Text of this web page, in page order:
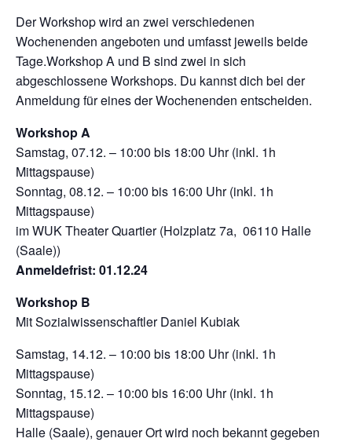
Der Workshop wird an zwei verschiedenen
Wochenenden angeboten und umfasst jeweils beide
Tage.Workshop A und B sind zwei in sich
abgeschlossene Workshops. Du kannst dich bei der
Anmeldung für eines der Wochenenden entscheiden.
Workshop A
Samstag, 07.12. – 10:00 bis 18:00 Uhr (inkl. 1h
Mittagspause)
Sonntag, 08.12. – 10:00 bis 16:00 Uhr (inkl. 1h
Mittagspause)
im WUK Theater Quartier (Holzplatz 7a, 06110 Halle
(Saale))
Anmeldefrist: 01.12.24
Workshop B
Mit Sozialwissenschaftler Daniel Kubiak
Samstag, 14.12. – 10:00 bis 18:00 Uhr (inkl. 1h
Mittagspause)
Sonntag, 15.12. – 10:00 bis 16:00 Uhr (inkl. 1h
Mittagspause)
Halle (Saale), genauer Ort wird noch bekannt gegeben